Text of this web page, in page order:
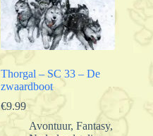
Thorgal – SC 33 – De
zwaardboot
€9.99
Avontuur,Fantasy,